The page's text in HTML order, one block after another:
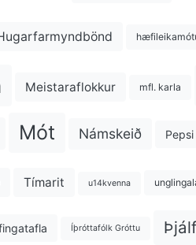
Meistaraflokkur mfl. karla
Mót Námskeið
Tímarit u14kvenna
Íþróttafólk Gróttu